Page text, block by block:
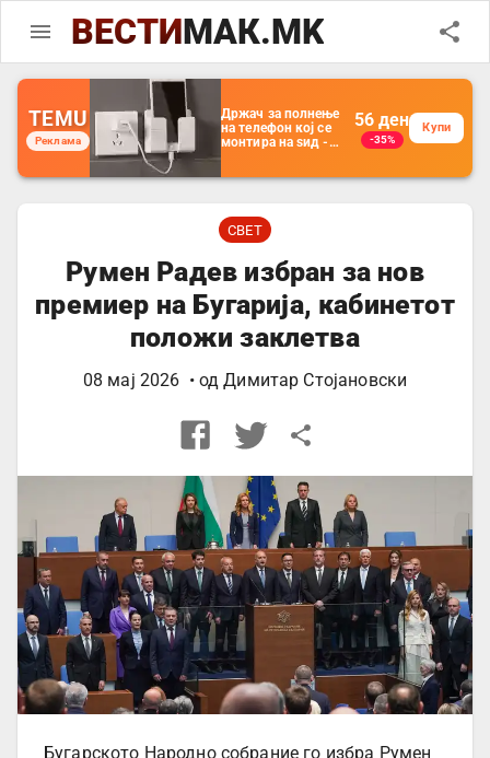
ВЕСТИМАК.MK
TEMU
Реклама
Држач за полнење
на телефон кој се
монтира на ѕид -
организатор за
далечински
управувач
56 ден
-35%
Купи
СВЕТ
Румен Радев избран за нов
премиер на Бугарија, кабинетот
положи заклетва
08 мај 2026 • одДимитар Стојановски
Бугарското Народно собрание го избра Румен